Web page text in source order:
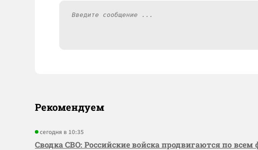
Рекомендуем
сегодня в 10:35
Сводка СВО: Российские войска продвигаются по